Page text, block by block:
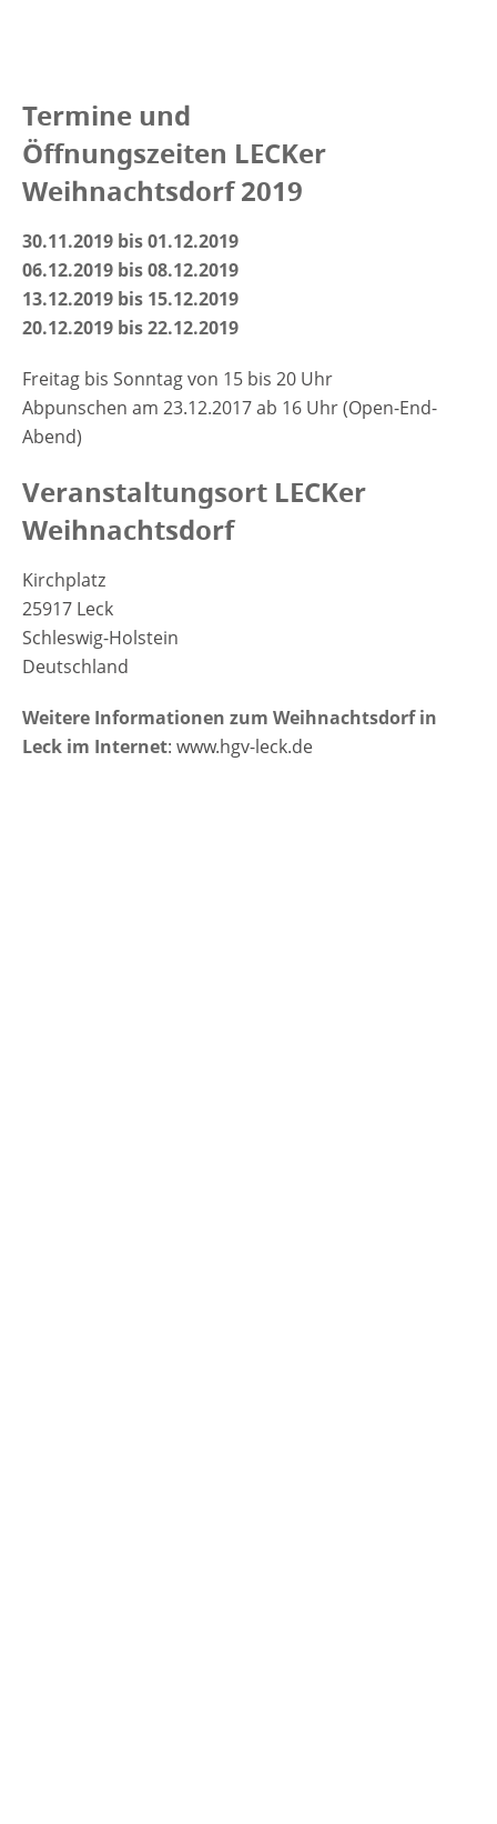
Termine und
Öffnungszeiten LECKer
Weihnachtsdorf 2019
30.11.2019 bis 01.12.2019
06.12.2019 bis 08.12.2019
13.12.2019 bis 15.12.2019
20.12.2019 bis 22.12.2019
Freitag bis Sonntag von 15 bis 20 Uhr
Abpunschen am 23.12.2017 ab 16 Uhr (Open-End-
Abend)
Veranstaltungsort LECKer
Weihnachtsdorf
Kirchplatz
25917 Leck
Schleswig-Holstein
Deutschland
Weitere Informationen zum Weihnachtsdorf in
Leck im Internet: www.hgv-leck.de